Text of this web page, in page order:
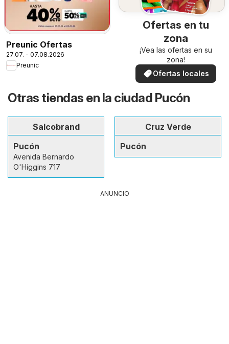
Preunic Ofertas
27.07. - 07.08.2026
Preunic
Ofertas en tu
zona
¡Vea las ofertas en su
zona!
Ofertas locales
Otras tiendas en la ciudad Pucón
Salcobrand
Pucón
Avenida Bernardo
O'Higgins 717
Cruz Verde
Pucón
ANUNCIO